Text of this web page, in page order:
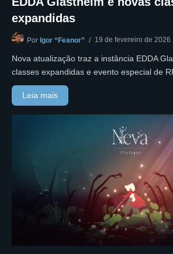
expandidas
Por Igor “Feanor” 19 de fevereiro de 2026
Nova atualização traz a instância EDDA
classes expandidas e evento especial de
Leia mais